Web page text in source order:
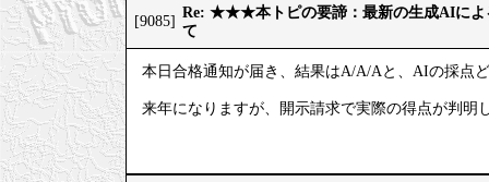
[9085]
Re: ★★★本トピの要諦：最新の生成AIによ
て
本日合格通知が届き、結果はA/A/Aと、AIの採点
来年になりますが、開示請求で実際の得点が判明